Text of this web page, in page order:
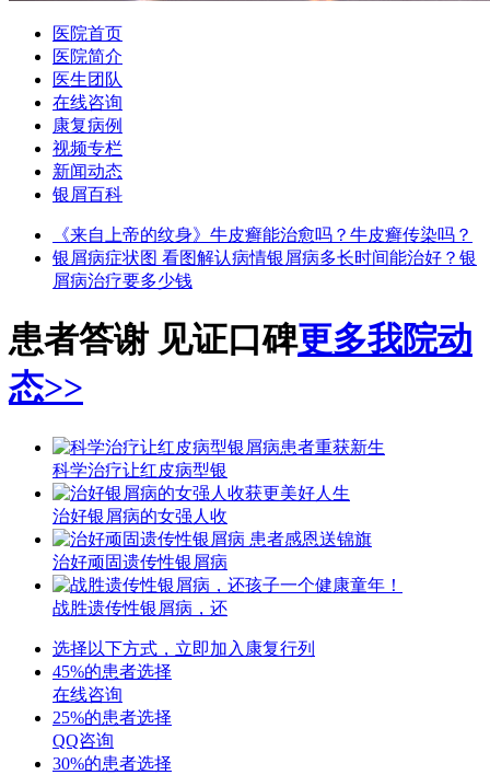
医院首页
医院简介
医生团队
在线咨询
康复病例
视频专栏
新闻动态
银屑百科
《来自上帝的纹身》 牛皮癣能治愈吗？ 牛皮癣传染吗？
银屑病症状图 看图解认病情银屑病多长时间能治好？ 银
屑病治疗要多少钱
患者答谢 见证口碑更多我院动
态>>
科学治疗让红皮病型银
治好银屑病的女强人收
治好顽固遗传性银屑病
战胜遗传性银屑病，还
选择以下方式，立即加入康复行列
45%的患者选择
在线咨询
25%的患者选择
QQ咨询
30%的患者选择